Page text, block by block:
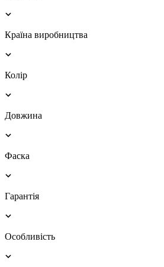
Країна виробництва
Колір
Довжина
Фаска
Гарантія
Особливість